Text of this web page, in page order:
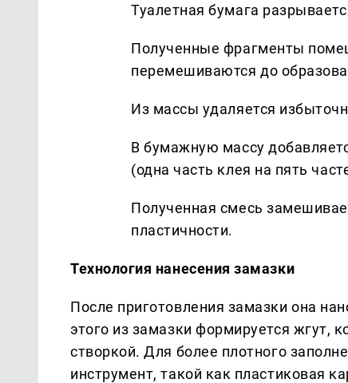
Туалетная бумага
Полученные фрагменты
перемешиваются до
Из массы удаляется
В бумажную массу
(одна часть клея на пять
Полученная смесь
пластичности.
Технология нанесения замазки
После приготовления замазки она
этого из замазки формируется жгут,
створкой. Для более плотного
инструмент, такой как пластиковая